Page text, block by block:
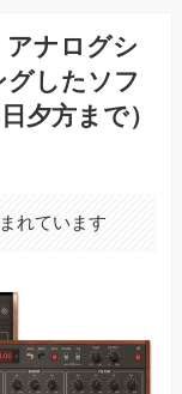
アナログシ
したソフ
夕方まで）
れています